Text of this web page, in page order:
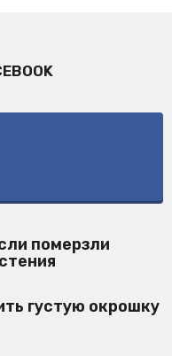
померзли
густую окрошку